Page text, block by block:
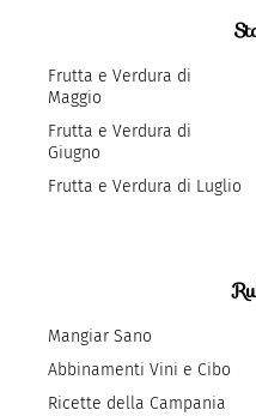
Frutta e Verdura di
Maggio
Frutta e Verdura di
Giugno
Frutta e Verdura di Luglio
Mangiar Sano
Abbinamenti Vini e Cibo
Ricette della Campania